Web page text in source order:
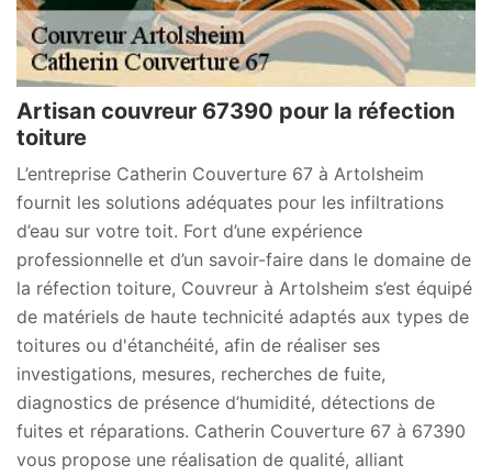
Artisan couvreur 67390 pour la réfection
toiture
L’entreprise Catherin Couverture 67 à Artolsheim
fournit les solutions adéquates pour les infiltrations
d’eau sur votre toit. Fort d’une expérience
professionnelle et d’un savoir-faire dans le domaine de
la réfection toiture, Couvreur à Artolsheim s’est équipé
de matériels de haute technicité adaptés aux types de
toitures ou d'étanchéité, afin de réaliser ses
investigations, mesures, recherches de fuite,
diagnostics de présence d’humidité, détections de
fuites et réparations. Catherin Couverture 67 à 67390
vous propose une réalisation de qualité, alliant